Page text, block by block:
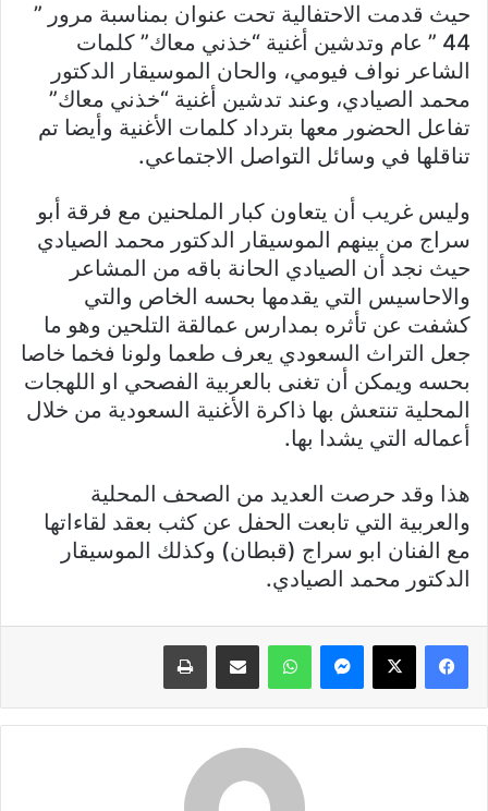
حيث قدمت الاحتفالية تحت عنوان بمناسبة مرور ”
44 ” عام وتدشين أغنية “خذني معاك” كلمات
الشاعر نواف فيومي، والحان الموسيقار الدكتور
محمد الصيادي، وعند تدشين أغنية “خذني معاك”
تفاعل الحضور معها بترداد كلمات الأغنية وأيضا تم
تناقلها في وسائل التواصل الاجتماعي.
وليس غريب أن يتعاون كبار الملحنين مع فرقة أبو
سراج من بينهم الموسيقار الدكتور محمد الصيادي
حيث نجد أن الصيادي الحانة باقه من المشاعر
والاحاسيس التي يقدمها بحسه الخاص والتي
كشفت عن تأثره بمدارس عمالقة التلحين وهو ما
جعل التراث السعودي يعرف طعما ولونا فخما خاصا
بحسه ويمكن أن تغنى بالعربية الفصحي او اللهجات
المحلية تنتعش بها ذاكرة الأغنية السعودية من خلال
أعماله التي يشدا بها.
هذا وقد حرصت العديد من الصحف المحلية
والعربية التي تابعت الحفل عن كثب بعقد لقاءاتها
مع الفنان ابو سراج (قبطان) وكذلك الموسيقار
الدكتور محمد الصيادي.
فيسبوك X ماسنجر واتساب مشاركة عبر البريد طباعة